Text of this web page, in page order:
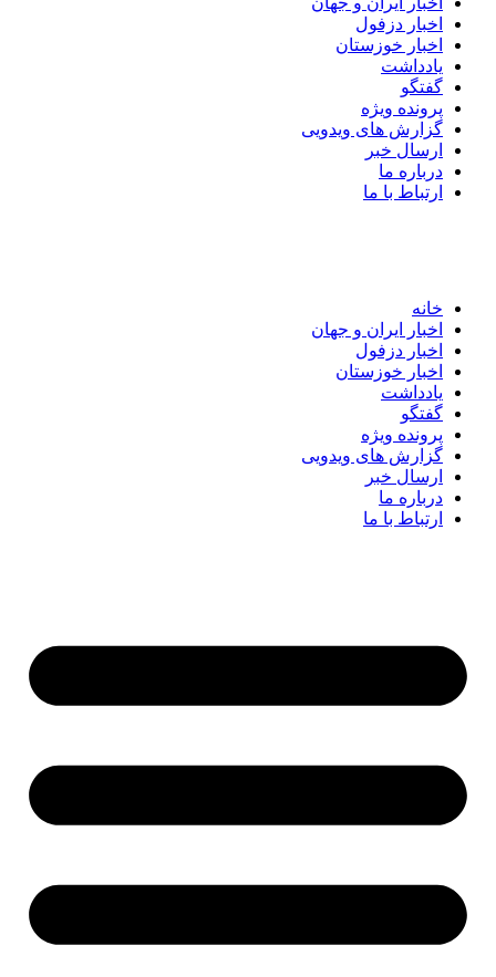
اخبار دزفول
اخبار خوزستان
یادداشت
گفتگو
پرونده ویژه
گزارش های ویدویی
ارسال خبر
درباره ما
ارتباط با ما
خانه
اخبار ایران و جهان
اخبار دزفول
اخبار خوزستان
یادداشت
گفتگو
پرونده ویژه
گزارش های ویدویی
ارسال خبر
درباره ما
ارتباط با ما